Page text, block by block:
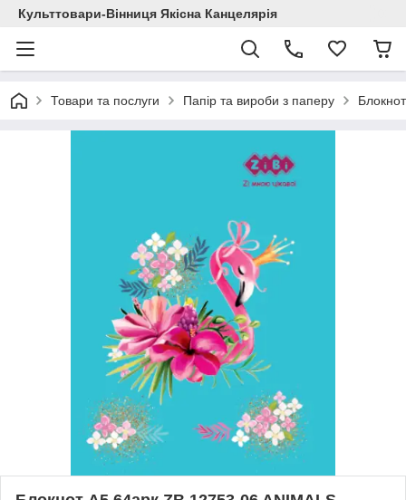
Культтовари-Вінниця Якісна Канцелярія
Товари та послуги Папір та вироби з паперу